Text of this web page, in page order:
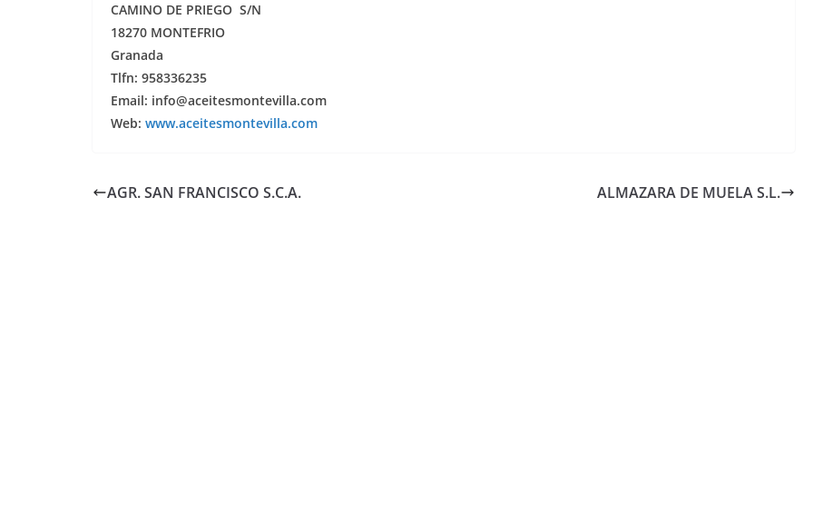
CAMINO DE PRIEGO S/N
18270 MONTEFRIO
Granada
Tlfn: 958336235
Email: info@aceitesmontevilla.com
Web: www.aceitesmontevilla.com
AGR. SAN FRANCISCO S.C.A. ALMAZARA DE MUELA S.L.